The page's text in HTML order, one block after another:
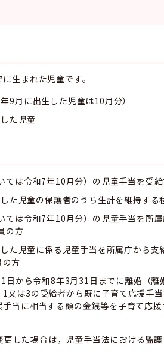
生まれた児童です。
9月に出生した児童は10月分）
た児童
は令和7年10月分）の児童手当を受
た児童の保護者のうち生計を維持する
は令和7年10月分）の児童手当を所
の方
た児童に係る児童手当を所属庁から支
方
から令和8年3月31日までに離婚（離
は3の受給者から既に子育て応援手
当に相当する額の金銭等を子育て応
した場合は，児童手当法における監